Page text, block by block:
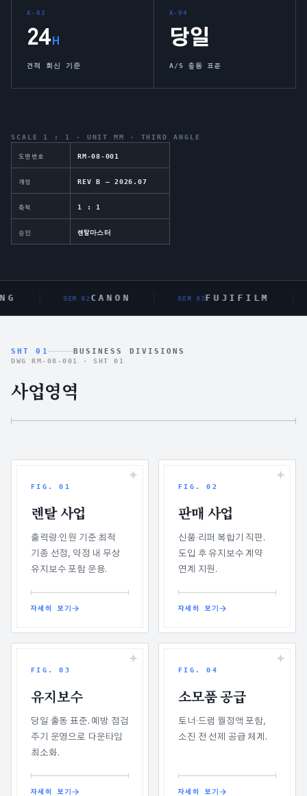
A-03
24 H
견적 회신 기준
A-04
당일
A/S 출동 표준
SCALE 1 : 1 · UNIT MM · THIRD ANGLE
도면번호 RM-08-001
개정 REV B — 2026.07
축척 1 : 1
승인 렌탈마스터
OEM 0 2CANON OEM 0 3FUJIFILM
SHT 01 BUSINESS DIVISIONS
DWG RM-08-001 ·SHT 01
사업영역
FIG.01
렌탈 사업
출력량·인원 기준 최적
기종 선정, 약정 내 무상
유지보수 포함 운용.
자세히 보기
FIG.02
판매 사업
신품·리퍼 복합기 직판.
도입 후 유지보수 계약
연계 지원.
자세히 보기
FIG.03
유지보수
당일 출동 표준. 예방 점검
주기 운영으로 다운타임
최소화.
자세히 보기
FIG.04
소모품 공급
토너·드럼 월정액 포함,
소진 전 선제 공급 체계.
자세히 보기